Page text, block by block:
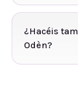
¿Hacéis
Odèn?